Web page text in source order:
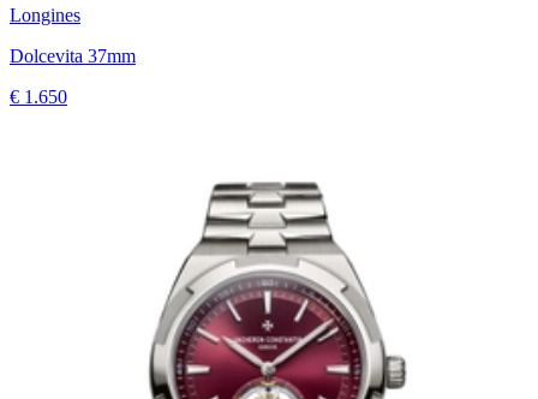
Longines
Dolcevita 37mm
€ 1.650